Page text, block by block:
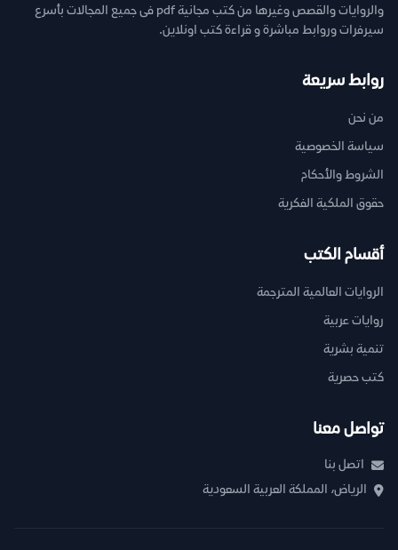
والروايات والقصص وغيرها من كتب مجانية pdf فى جميع المجالات بأسرع
سيرفرات وروابط مباشرة و قراءة كتب اونلاين.
روابط سريعة
من نحن
سياسة الخصوصية
الشروط والأحكام
حقوق الملكية الفكرية
أقسام الكتب
الروايات العالمية المترجمة
روايات عربية
تنمية بشرية
كتب حصرية
تواصل معنا
اتصل بنا
الرياض، المملكة العربية السعودية